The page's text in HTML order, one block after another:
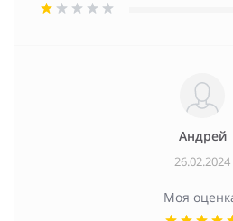
Андрей
26.02.2024
Моя